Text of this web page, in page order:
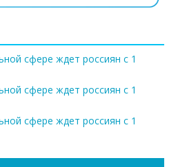
сфере ждет россиян с 1
сфере ждет россиян с 1
сфере ждет россиян с 1